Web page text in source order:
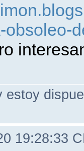
obsoleo-
estoy
19:28:33